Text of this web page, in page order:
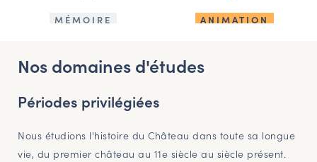
MÉMOIRE ANIMATION
Nos domaines d'études
Périodes privilégiées
Nous étudions l'histoire du Château dans toute sa longue
vie, du premier château au 11e siècle au siècle présent.